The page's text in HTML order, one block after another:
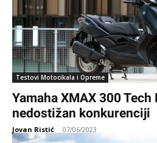
Testovi Motocikala i Opreme
Yamaha XMAX 300
nedostižan konkurenciji
Jovan Ristić - 07/06/2023